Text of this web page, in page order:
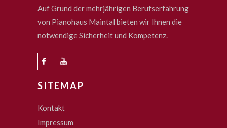
Auf Grund der mehrjährigen Berufserfahrung
von Pianohaus Maintal bieten wir Ihnen die
notwendige Sicherheit und Kompetenz.
SITEMAP
Kontakt
Impressum